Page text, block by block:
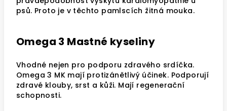
psů. Proto je v těchto pamlscích žitná mouka.
Omega 3 Mastné kyseliny
Vhodné nejen pro podporu zdravého srdíčka.
Omega 3 MK mají protizánětlivý účinek. Podporují
zdravé klouby, srst a kůži. Mají regenerační
schopnosti.